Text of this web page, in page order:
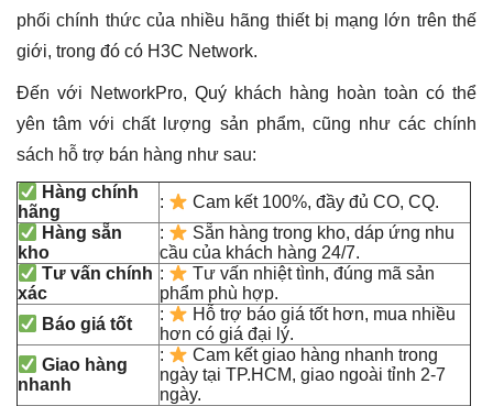
phối chính thức của nhiều hãng thiết bị mạng lớn trên thế
giới, trong đó có H3C Network.
Đến với NetworkPro, Quý khách hàng hoàn toàn có thể
yên tâm với chất lượng sản phẩm, cũng như các chính
sách hỗ trợ bán hàng như sau:
Hàng chính
hãng
:
Cam kết 100%, đầy đủ CO, CQ.
Hàng sẵn
kho
:
Sẵn hàng trong kho, dáp ứng nhu
cầu của khách hàng 24/7.
Tư vấn chính
xác
:
Tư vấn nhiệt tình, đúng mã sản
phẩm phù hợp.
Báo giá tốt
:
Hỗ trợ báo giá tốt hơn, mua nhiều
hơn có giá đại lý.
Giao hàng
nhanh
:
Cam kết giao hàng nhanh trong
ngày tại TP.HCM, giao ngoài tỉnh 2-7
ngày.